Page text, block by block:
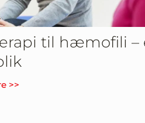
til hæmofili –
>>